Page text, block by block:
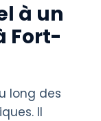
à un
Fort-
long des
Il